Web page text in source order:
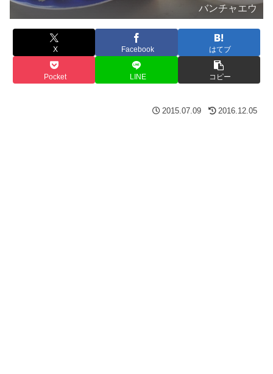
バンチャエウ
X Facebook はてブ
Pocket LINE コピー
2015.07.09 2016.12.05